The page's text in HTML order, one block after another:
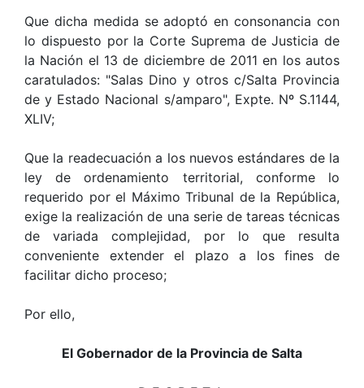
Que dicha medida se adoptó en consonancia con
lo dispuesto por la Corte Suprema de Justicia de
la Nación el 13 de diciembre de 2011 en los autos
caratulados: "Salas Dino y otros c/Salta Provincia
de y Estado Nacional s/amparo", Expte. Nº S.1144,
XLIV;
Que la readecuación a los nuevos estándares de la
ley de ordenamiento territorial, conforme lo
requerido por el Máximo Tribunal de la República,
exige la realización de una serie de tareas técnicas
de variada complejidad, por lo que resulta
conveniente extender el plazo a los fines de
facilitar dicho proceso;
Por ello,
El Gobernador de la Provincia de Salta